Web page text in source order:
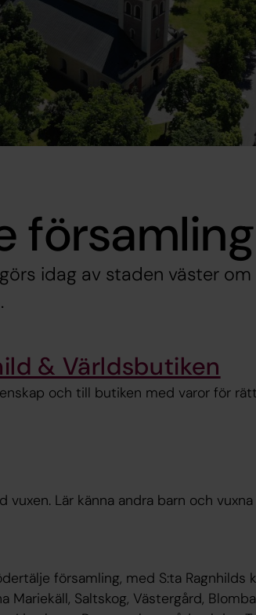
församling
idag av staden väster om
& Världsbutiken
och till butiken med varor för
Lär känna andra barn och vuxna
församling, med S:ta Ragnhilds
Saltskog, Västergård,